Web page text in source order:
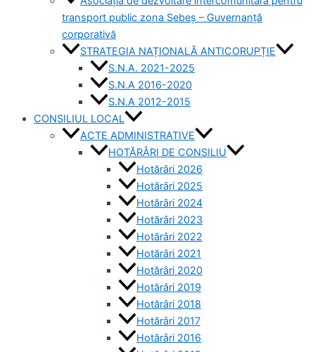
transport public zona Sebeș – Guvernanță
corporativă
STRATEGIA NAȚIONALĂ ANTICORUPȚIE
S.N.A. 2021-2025
S.N.A 2016-2020
S.N.A 2012-2015
CONSILIUL LOCAL
ACTE ADMINISTRATIVE
HOTĂRÂRI DE CONSILIU
Hotărâri 2026
Hotărâri 2025
Hotărâri 2024
Hotărâri 2023
Hotărâri 2022
Hotărâri 2021
Hotărâri 2020
Hotărâri 2019
Hotărâri 2018
Hotărâri 2017
Hotărâri 2016